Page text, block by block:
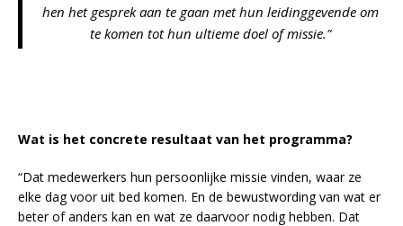
hen het gesprek aan te gaan met hun leidinggevende om
te komen tot hun ultieme doel of missie.”
Wat is het concrete resultaat van het programma?
“Dat medewerkers hun persoonlijke missie vinden, waar ze
elke dag voor uit bed komen. En de bewustwording van wat er
beter of anders kan en wat ze daarvoor nodig hebben. Dat